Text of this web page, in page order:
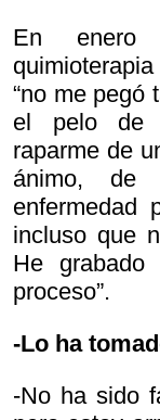
En enero
“no me pegó
el pelo de
raparme de
ánimo,
enfermedad
incluso que
He
proceso”.
-Lo ha
-No ha sido